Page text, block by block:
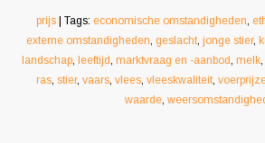
prijs | Tags: economische omstandigheden,
externe omstandigheden, geslacht, jonge stier,
landschap, leeftijd, marktvraag en -aanbod, melk,
ras, stier, vaars, vlees, vleeskwaliteit,
waarde,